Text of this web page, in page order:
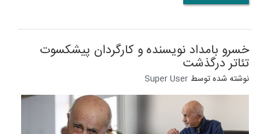
خسرو بامداد نویسنده و کارگردان پیشکسوت
تئاتر درگذشت
نوشته شده توسط Super User